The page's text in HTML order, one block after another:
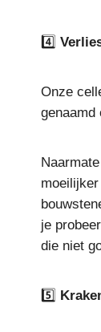
4️⃣
Onze
genaamd
je
die niet
5️⃣